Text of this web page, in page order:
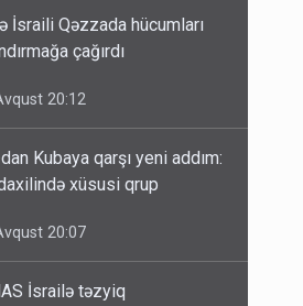
İsraili Qəzzada hücumları
çağırdı
20:12
Kubaya qarşı yeni addım:
xüsusi qrup
20:07
İsrailə təzyiq